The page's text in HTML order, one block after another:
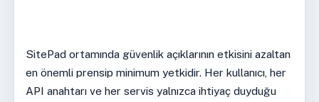
SitePad ortamında güvenlik açıklarının etkisini azaltan
en önemli prensip minimum yetkidir. Her kullanıcı, her
API anahtarı ve her servis yalnızca ihtiyaç duyduğu